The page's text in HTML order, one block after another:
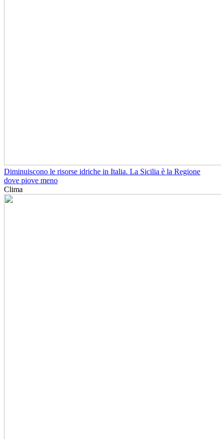
Diminuiscono le risorse idriche in Italia. La Sicilia è la Regione
dove piove meno
Clima